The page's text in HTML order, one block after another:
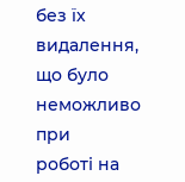
без їх
видалення,
що було
неможливо
при
роботі на